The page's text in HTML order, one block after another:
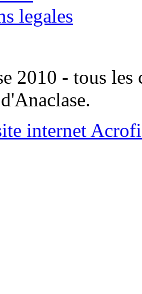
legales
2010 - tous les
internet